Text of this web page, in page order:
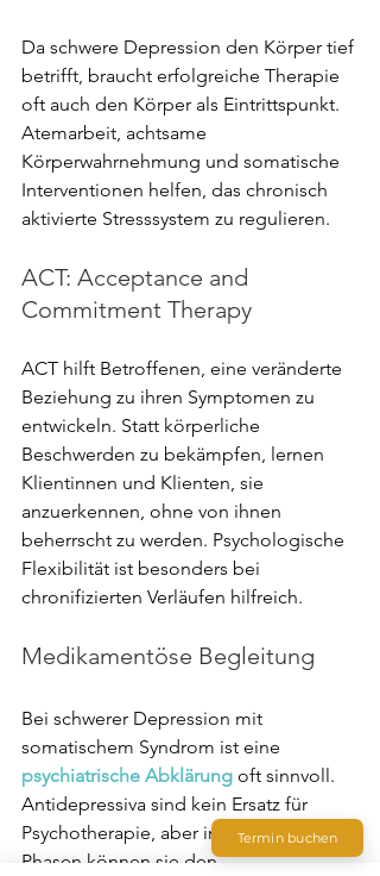
Da schwere Depression den Körper tief
betrifft, braucht erfolgreiche Therapie
oft auch den Körper als Eintrittspunkt.
Atemarbeit, achtsame
Körperwahrnehmung und somatische
Interventionen helfen, das chronisch
aktivierte Stresssystem zu regulieren.
ACT: Acceptance and
Commitment Therapy
ACT hilft Betroffenen, eine veränderte
Beziehung zu ihren Symptomen zu
entwickeln. Statt körperliche
Beschwerden zu bekämpfen, lernen
Klientinnen und Klienten, sie
anzuerkennen, ohne von ihnen
beherrscht zu werden. Psychologische
Flexibilität ist besonders bei
chronifizierten Verläufen hilfreich.
Medikamentöse Begleitung
Bei schwerer Depression mit
somatischem Syndrom ist eine
psychiatrische Abklärung oft sinnvoll.
Antidepressiva sind kein Ersatz für
Psychotherapie, aber in schweren
Phasen können sie den
Termin buchen